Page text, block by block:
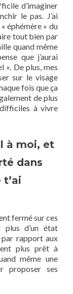
d’imaginer
le pas. J’ai
éphémère » du
tout bien par
quand même
que j’aurai
». De plus, mes
sur le visage
fois que ça
de plus
à vivre
à moi, et
dans
fermé sur ces
plus d’un état
par rapport aux
plus prêt à
même une
proposer ses